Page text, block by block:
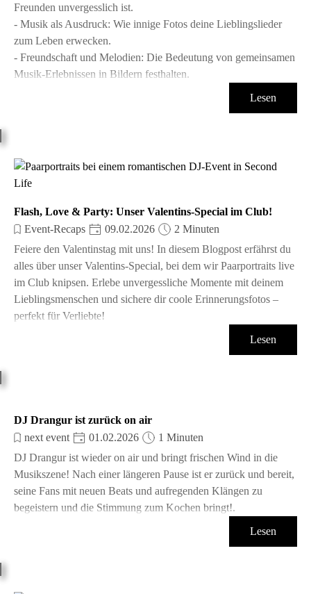
Freunden unvergesslich ist.
- Musik als Ausdruck: Wie innige Fotos deine Lieblingslieder
zum Leben erwecken.
- Freundschaft und Melodien: Die Bedeutung von gemeinsamen
Musik-Erlebnissen in Bildern festhalten.
Lesen
Flash, Love & Party: Unser Valentins-Special im Club!
Event-Recaps
09.02.2026
2 Minuten
Feiere den Valentinstag mit uns! In diesem Blogpost erfährst du
alles über unser Valentins-Special, bei dem wir Paarportraits live
im Club knipsen. Erlebe unvergessliche Momente mit deinem
Lieblingsmenschen und sichere dir coole Erinnerungsfotos –
perfekt für Verliebte!
Lesen
DJ Drangur ist zurück on air
next event
01.02.2026
1 Minuten
DJ Drangur ist wieder on air und bringt frischen Wind in die
Musikszene! Nach einer längeren Pause ist er zurück und bereit,
seine Fans mit neuen Beats und aufregenden Klängen zu
begeistern und die Stimmung zum Kochen bringt!.
Lesen